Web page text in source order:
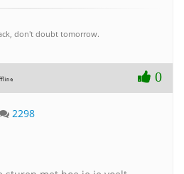
don't doubt tomorrow.
0
2298